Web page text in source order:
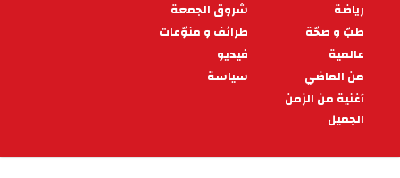
رياضة
شروق الجمعة
طبّ و صحّة
طرائف و منوّعات
عالمية
فيديو
من الماضي
سياسة
أغنية من الزمن
الجميل